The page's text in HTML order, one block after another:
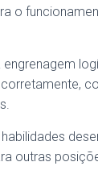
o
habilidades
outras